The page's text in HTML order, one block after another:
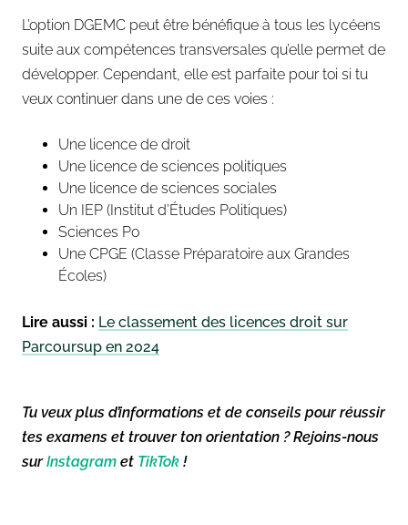
L’option DGEMC peut être bénéfique à tous les lycéens
suite aux compétences transversales qu’elle permet de
développer. Cependant, elle est parfaite pour toi si tu
veux continuer dans une de ces voies :
Une licence de droit
Une licence de sciences politiques
Une licence de sciences sociales
Un IEP (Institut d’Études Politiques)
Sciences Po
Une CPGE (Classe Préparatoire aux Grandes
Écoles)
Lire aussi : Le classement des licences droit sur
Parcoursup en 2024
Tu veux plus d’informations et de conseils pour réussir
tes examens et trouver ton orientation ? Rejoins-nous
surInstagram et TikTok !